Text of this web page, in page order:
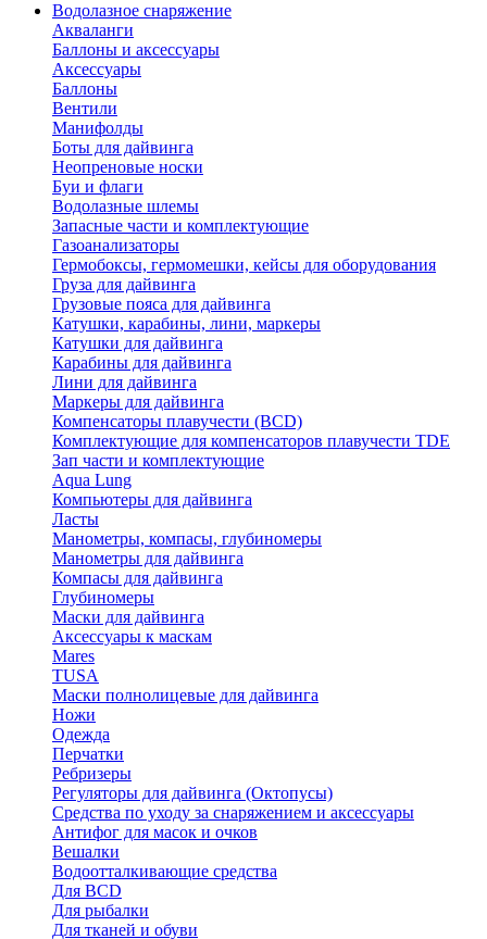
Водолазное снаряжение
Акваланги
Баллоны и аксессуары
Аксессуары
Баллоны
Вентили
Манифолды
Боты для дайвинга
Неопреновые носки
Буи и флаги
Водолазные шлемы
Запасные части и комплектующие
Газоанализаторы
Гермобоксы, гермомешки, кейсы для оборудования
Груза для дайвинга
Грузовые пояса для дайвинга
Катушки, карабины, лини, маркеры
Катушки для дайвинга
Карабины для дайвинга
Лини для дайвинга
Маркеры для дайвинга
Компенсаторы плавучести (BCD)
Комплектующие для компенсаторов плавучести TDE
Зап части и комплектующие
Aqua Lung
Компьютеры для дайвинга
Ласты
Манометры, компасы, глубиномеры
Манометры для дайвинга
Компасы для дайвинга
Глубиномеры
Маски для дайвинга
Аксессуары к маскам
Mares
TUSA
Маски полнолицевые для дайвинга
Ножи
Одежда
Перчатки
Ребризеры
Регуляторы для дайвинга (Октопусы)
Средства по уходу за снаряжением и аксессуары
Антифог для масок и очков
Вешалки
Водоотталкивающие средства
Для BCD
Для рыбалки
Для тканей и обуви